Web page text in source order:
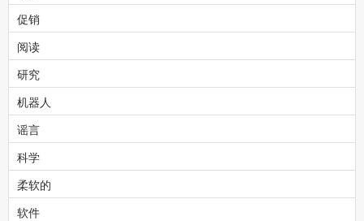
促销
阅读
研究
机器人
谣言
科学
柔软的
软件